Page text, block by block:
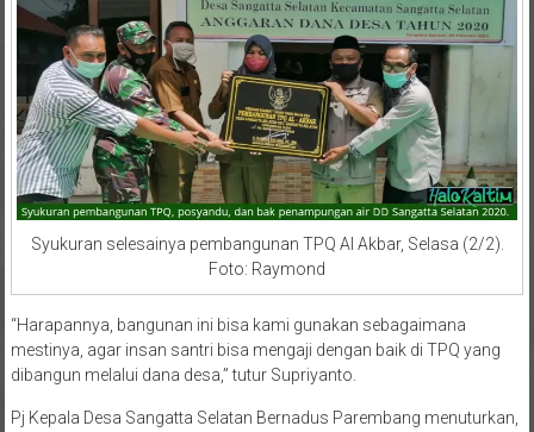
Syukuran selesainya pembangunan TPQ Al Akbar, Selasa (2/2).
Foto: Raymond
“Harapannya, bangunan ini bisa kami gunakan sebagaimana
mestinya, agar insan santri bisa mengaji dengan baik di TPQ yang
dibangun melalui dana desa,” tutur Supriyanto.
Pj Kepala Desa Sangatta Selatan Bernadus Parembang menuturkan,